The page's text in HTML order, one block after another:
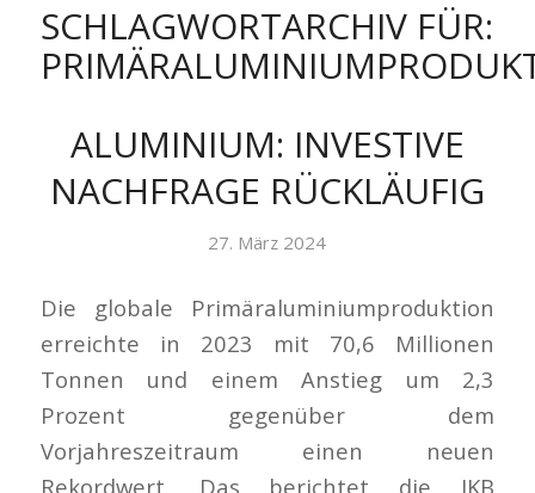
SCHLAGWORTARCHIV FÜR:
ALUMINIUM: INVESTIVE
NACHFRAGE RÜCKLÄUFIG
27. März 2024
Die globale Primäraluminiumproduktion
erreichte in 2023 mit 70,6 Millionen
Tonnen und einem Anstieg um 2,3
Prozent gegenüber dem
Vorjahreszeitraum einen neuen
Rekordwert. Das berichtet die IKB